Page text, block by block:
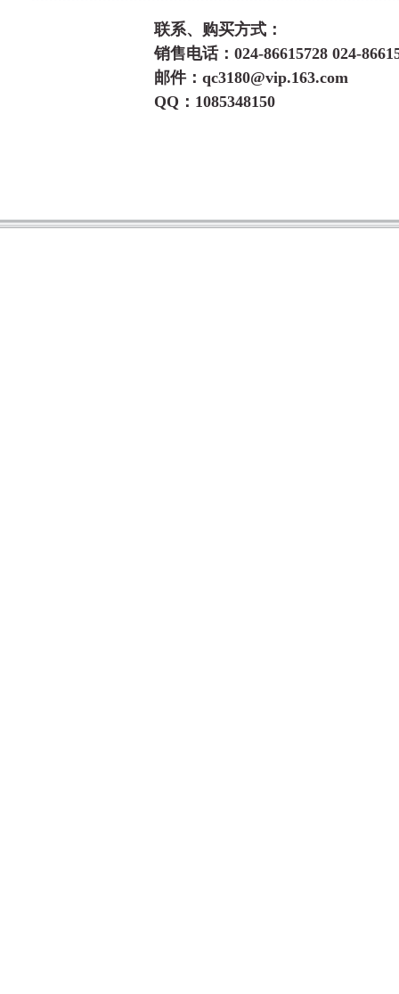
联系、购买方式：
销售电话：024-86615728 024-
邮件：qc3180@vip.163.com
QQ：1085348150